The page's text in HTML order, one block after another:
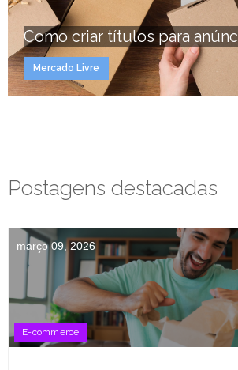
Como criar títulos para
Mercado Livre
Postagens destacadas
março 09, 2026
E-commerce